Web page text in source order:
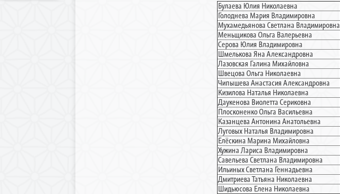
Булаева Юлия Николаевна
Голоднева Мария Владимировна
Мухамедьянова Светлана Владимировна
Меньщикова Ольга Валерьевна
Серова Юлия Владимировна
Шмелькова Яна Александровна
Лазовская Галина Михайловна
Швецова Ольга Николаевна
Чипышева Анастасия Александровна
Кизилова Наталья Николаевна
Даукенова Виолетта Сериковна
Плосконенко Ольга Васильевна
Казанцева Антонина Анатольевна
Луговых Наталья Владимировна
Елёскина Марина Михайловна
Хужина Лариса Владимировна
Савельева Светлана Владимировна
Ильиных Светлана Геннадьевна
Дмитриева Татьяна Николаевна
Шидьюсова Елена Николаевна